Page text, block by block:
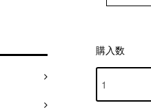
購入数